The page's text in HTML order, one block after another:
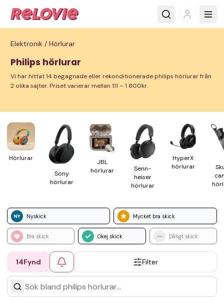
Elektronik / Hörlurar
Philips hörlurar
Vi har hittat 14 begagnade eller rekonditionerade philips hörlurar från
2 olika sajter. Priset varierar mellan 111 – 1 800kr.
Hörlurar
Sony
hörlurar
JBL
hörlurar
Senn­
heiser
hörlurar
HyperX
hörlurar
Nyskick Mycket bra skick
Bra skick Okej skick Dåligt skick
14Fynd Filter